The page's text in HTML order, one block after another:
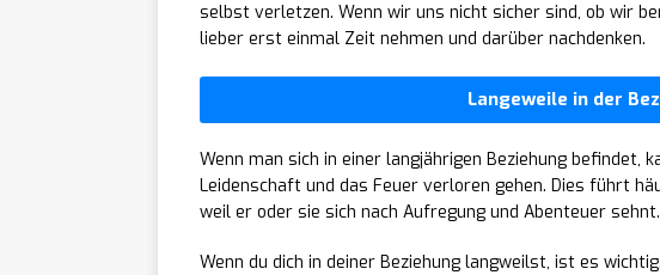
selbst verletzen. Wenn wir uns nicht sicher sind, ob wir
lieber erst einmal Zeit nehmen und darüber nachdenken.
Langeweile in der
Wenn man sich in einer langjährigen Beziehung befindet,
Leidenschaft und das Feuer verloren gehen. Dies führt
weil er oder sie sich nach Aufregung und Abenteuer sehnt.
Wenn du dich in deiner Beziehung langweilst, ist es